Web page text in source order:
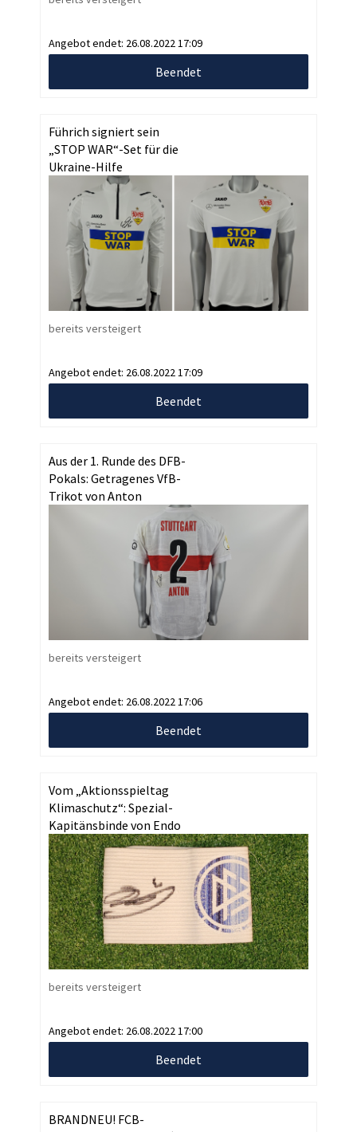
Angebot endet: 26.08.2022 17:09
Beendet
Führich signiert sein
„STOP WAR“-Set für die
Ukraine-Hilfe
bereits versteigert
Angebot endet: 26.08.2022 17:09
Beendet
Aus der 1. Runde des DFB-
Pokals: Getragenes VfB-
Trikot von Anton
bereits versteigert
Angebot endet: 26.08.2022 17:06
Beendet
Vom „Aktionsspieltag
Klimaschutz“: Spezial-
Kapitänsbinde von Endo
bereits versteigert
Angebot endet: 26.08.2022 17:00
Beendet
BRANDNEU! FCB-